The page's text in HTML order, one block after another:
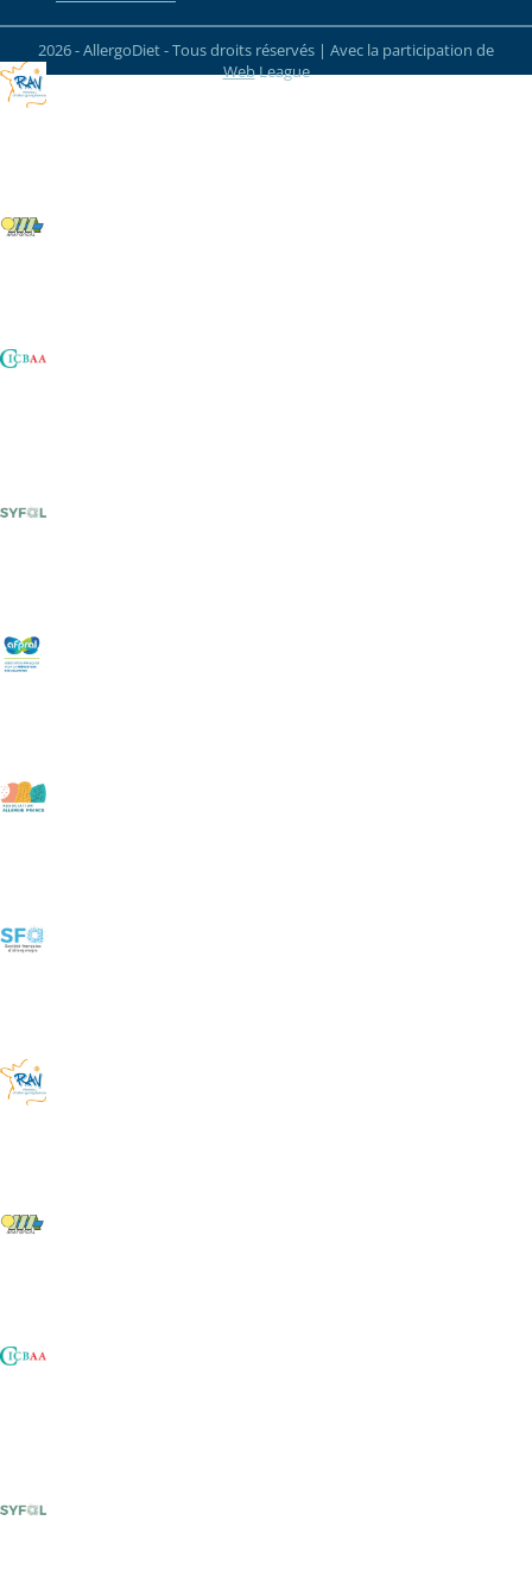
2026 - AllergoDiet - Tous droits réservés | Avec la participation de
WebLeague